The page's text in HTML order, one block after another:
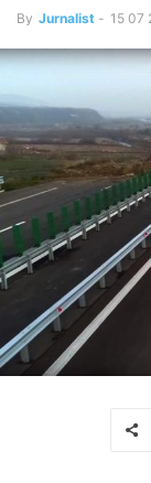
By Jurnalist - 15 07